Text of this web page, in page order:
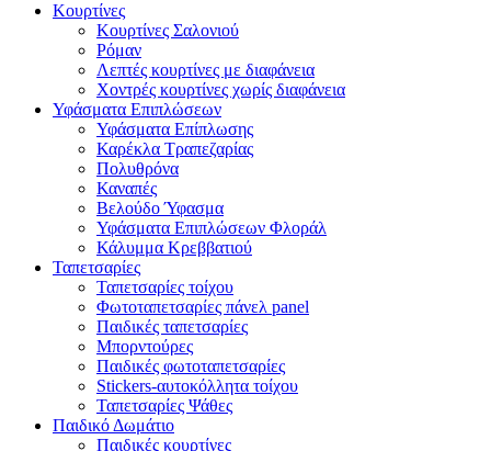
Κουρτίνες
Κουρτίνες Σαλονιού
Ρόμαν
Λεπτές κουρτίνες με διαφάνεια
Χοντρές κουρτίνες χωρίς διαφάνεια
Υφάσματα Επιπλώσεων
Υφάσματα Επίπλωσης
Καρέκλα Τραπεζαρίας
Πολυθρόνα
Καναπές
Βελούδο Ύφασμα
Υφάσματα Επιπλώσεων Φλοράλ
Κάλυμμα Κρεββατιού
Ταπετσαρίες
Ταπετσαρίες τοίχου
Φωτοταπετσαρίες πάνελ panel
Παιδικές ταπετσαρίες
Μπορντούρες
Παιδικές φωτοταπετσαρίες
Stickers-αυτοκόλλητα τοίχου
Ταπετσαρίες Ψάθες
Παιδικό Δωμάτιο
Παιδικές κουρτίνες